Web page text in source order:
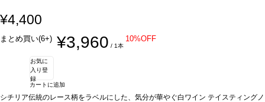
¥4,400
まとめ買い(6+) ¥3,960 / 1本
10%OFF
お気に
入り登
録
カートに追加
シチリア伝統のレース柄をラベルにした、気分が華やぐ白ワイン テイスティングノ